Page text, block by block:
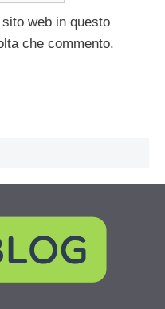
web in questo
che commento.